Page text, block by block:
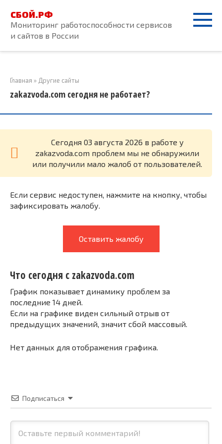
контенту
СБОЙ.РФ
Мониторинг работоспособности сервисов
и сайтов в России
Главная » Другие сайты
zakazvoda.com сегодня не работает?
Cегодня 03 августа 2026 в работе у
zakazvoda.com проблем мы не обнаружили
или получили мало жалоб от пользователей.
Если сервис недоступен, нажмите на кнопку, чтобы
зафиксировать жалобу.
Оставить жалобу
Что сегодня с zakazvoda.com
График показывает динамику проблем за
последние 14 дней.
Если на графике виден сильный отрыв от
предыдущих значений, значит сбой массовый.
Нет данных для отображения графика.
Подписаться